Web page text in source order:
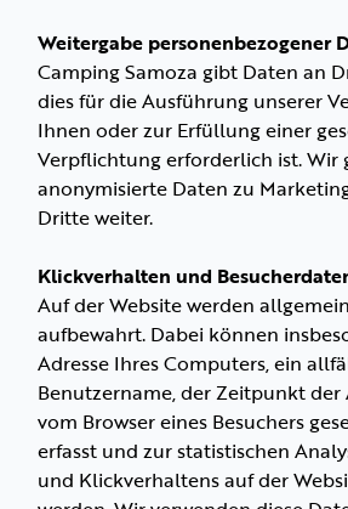
Weitergabe personenbezogener
Camping Samoza gibt Daten an
dies für die Ausführung unserer
Ihnen oder zur Erfüllung einer
Verpflichtung erforderlich ist. Wir
anonymisierte Daten zu
Dritte weiter.
Klickverhalten und
Auf der Website werden
aufbewahrt. Dabei können
Adresse Ihres Computers, ein
Benutzername, der Zeitpunkt
vom Browser eines Besuchers
erfasst und zur statistischen
und Klickverhaltens auf der